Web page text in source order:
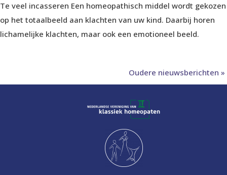
Te veel incasseren Een homeopathisch middel wordt gekozen
op het totaalbeeld aan klachten van uw kind. Daarbij horen
lichamelijke klachten, maar ook een emotioneel beeld.
Oudere nieuwsberichten »